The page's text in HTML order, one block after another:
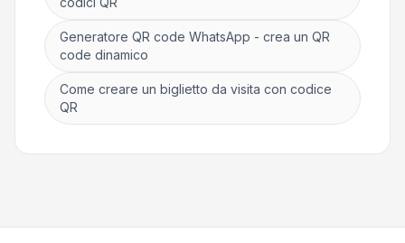
Generatore QR code WhatsApp - crea un QR
code dinamico
Come creare un biglietto da visita con codice
QR